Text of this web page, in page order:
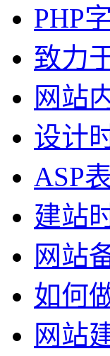
PHP
致力
网站
设计
ASP
建站
网站
如何
网站